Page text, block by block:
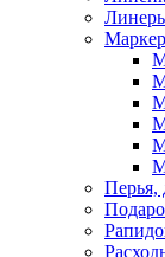
Перья,